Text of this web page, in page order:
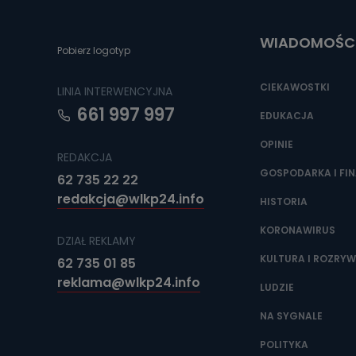
Jakie
Państwa (lub
źródeł
oraz partnerzy
Jak
Można to
Pobierz logotyp
LINIA INTERWENCYJNA
661 997 997
REDAKCJA
62 735 22 22
redakcja@wlkp24.info
DZIAŁ REKLAMY
62 735 01 85
reklama@wlkp24.info
CIEKAWOSTKI
EDUKACJA
OPINIE
GOSPODARKA I
HISTORIA
KORONAWIRUS
KULTURA I
LUDZIE
NA SYGNALE
POLITYKA